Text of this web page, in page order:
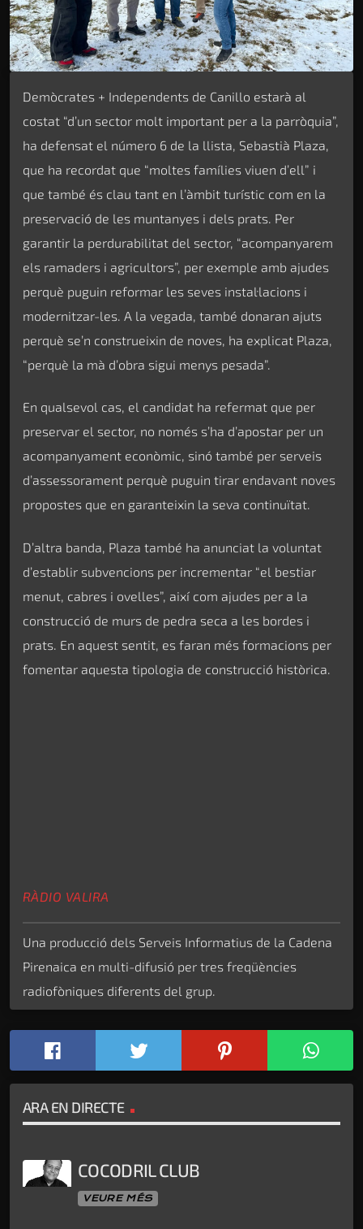
Demòcrates + Independents de Canillo estarà al
costat “d’un sector molt important per a la parròquia”,
ha defensat el número 6 de la llista, Sebastià Plaza,
que ha recordat que “moltes famílies viuen d’ell” i
que també és clau tant en l’àmbit turístic com en la
preservació de les muntanyes i dels prats. Per
garantir la perdurabilitat del sector, “acompanyarem
els ramaders i agricultors”, per exemple amb ajudes
perquè puguin reformar les seves instal·lacions i
modernitzar-les. A la vegada, també donaran ajuts
perquè se’n construeixin de noves, ha explicat Plaza,
“perquè la mà d’obra sigui menys pesada”.
En qualsevol cas, el candidat ha refermat que per
preservar el sector, no només s’ha d’apostar per un
acompanyament econòmic, sinó també per serveis
d’assessorament perquè puguin tirar endavant noves
propostes que en garanteixin la seva continuïtat.
D’altra banda, Plaza també ha anunciat la voluntat
d’establir subvencions per incrementar “el bestiar
menut, cabres i ovelles”, així com ajudes per a la
construcció de murs de pedra seca a les bordes i
prats. En aquest sentit, es faran més formacions per
fomentar aquesta tipologia de construcció històrica.
RÀDIO VALIRA
Una producció dels Serveis Informatius de la Cadena
Pirenaica en multi-difusió per tres freqüències
radiofòniques diferents del grup.
ARA EN DIRECTE
COCODRIL CLUB
VEURE MÉS